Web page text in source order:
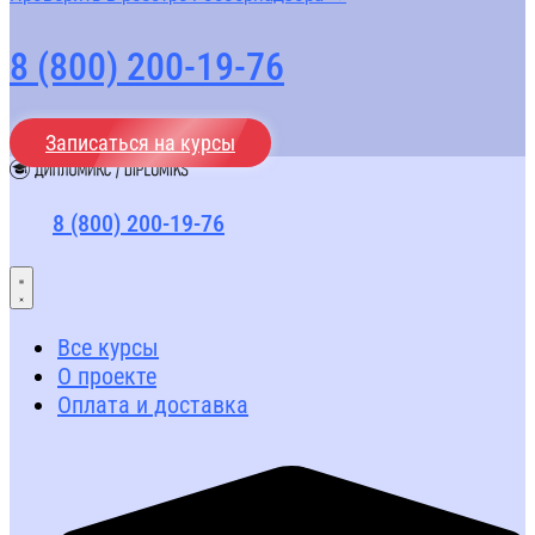
8 (800) 200-19-76
Записаться на курсы
8 (800) 200-19-76
Все курсы
О проекте
Оплата и доставка